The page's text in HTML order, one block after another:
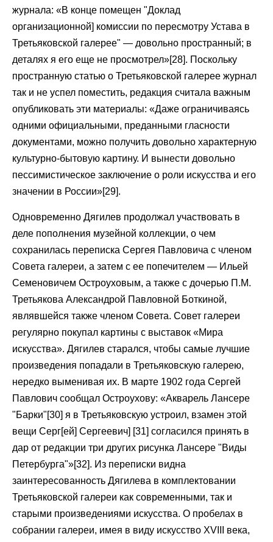
журнала: «В конце помещен "Доклад
организационной] комиссии по пересмотру Устава в
Третьяковской галерее" — довольно пространный; в
деталях я его еще не просмотрел»[28]. Поскольку
пространную статью о Третьяковской галерее журнал
так и не успел поместить, редакция считала важным
опубликовать эти материалы: «Даже ограничиваясь
одними официальными, преданными гласности
документами, можно получить довольно характерную
культурно-бытовую картину. И вынести довольно
пессимистическое заключение о роли искусства и его
значении в России»[29].
Одновременно Дягилев продолжал участвовать в
деле пополнения музейной коллекции, о чем
сохранилась переписка Сергея Павловича с членом
Совета галереи, а затем с ее попечителем — Ильей
Семеновичем Остроуховым, а также с дочерью П.М.
Третьякова Александрой Павловной Боткиной,
являвшейся также членом Совета. Совет галереи
регулярно покупал картины с выставок «Мира
искусства». Дягилев старался, чтобы самые лучшие
произведения попадали в Третьяковскую галерею,
нередко выменивая их. В марте 1902 года Сергей
Павлович сообщал Остроухову: «Акварель Лансере
"Барки"[30] я в Третьяковскую устроил, взамен этой
вещи Серг[ей] Сергеевич] [31] согласился принять в
дар от редакции три других рисунка Лансере "Виды
Петербурга"»[32]. Из переписки видна
заинтересованность Дягилева в комплектовании
Третьяковской галереи как современными, так и
старыми произведениями искусства. О пробелах в
собрании галереи, имея в виду искусство XVIII века,